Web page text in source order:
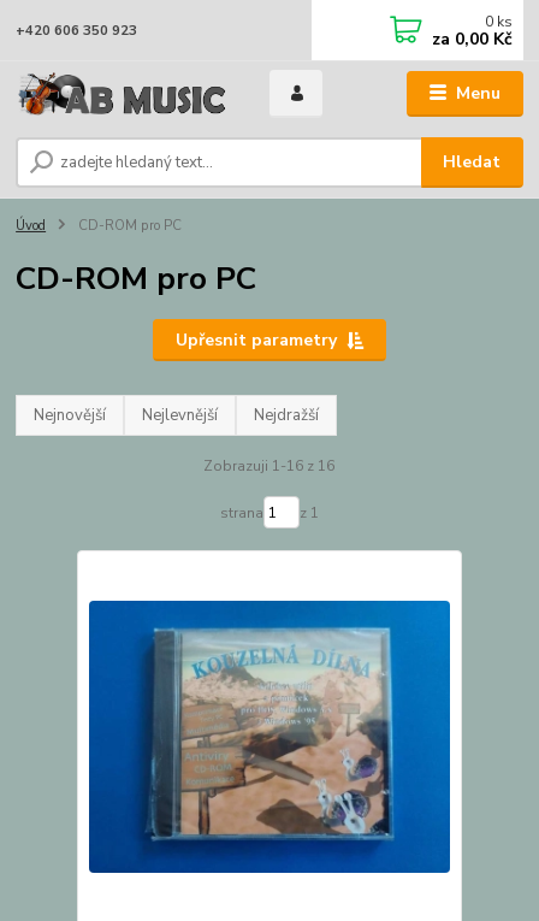
Menu
Hledat
+420 606 350 923 0 ks
za 0,00 Kč
Úvod CD-ROM pro PC
CD-ROM pro PC
Upřesnit parametry
Nejnovější Nejlevnější Nejdražší
Zobrazuji 1-16 z 16
strana z 1